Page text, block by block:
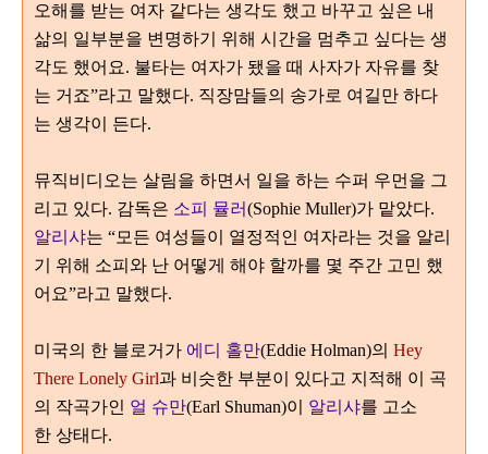
오해를 받는 여자 같다는 생각도 했고 바꾸고 싶은 내
삶의 일부분을 변명하기 위해 시간을 멈추고 싶다는 생
각도 했어요. 불타는 여자가 됐을 때 사자가 자유를 찾
는 거죠”라고 말했다. 직장맘들의 송가로 여길만 하다
는 생각이 든다.
뮤직비디오는 살림을 하면서 일을 하는 수퍼 우먼을 그
리고 있다. 감독은 소피 뮬러(Sophie Muller)가 맡았다.
알리샤는 “모든 여성들이 열정적인 여자라는 것을 알리
기 위해 소피와 난 어떻게 해야 할까를 몇 주간 고민 했
어요”라고 말했다.
미국의 한 블로거가 에디 홀만(Eddie Holman)의 Hey
There Lonely Girl과 비슷한 부분이 있다고 지적해 이 곡
의 작곡가인 얼 슈만(Earl Shuman)이 알리샤를 고소
한 상태다.